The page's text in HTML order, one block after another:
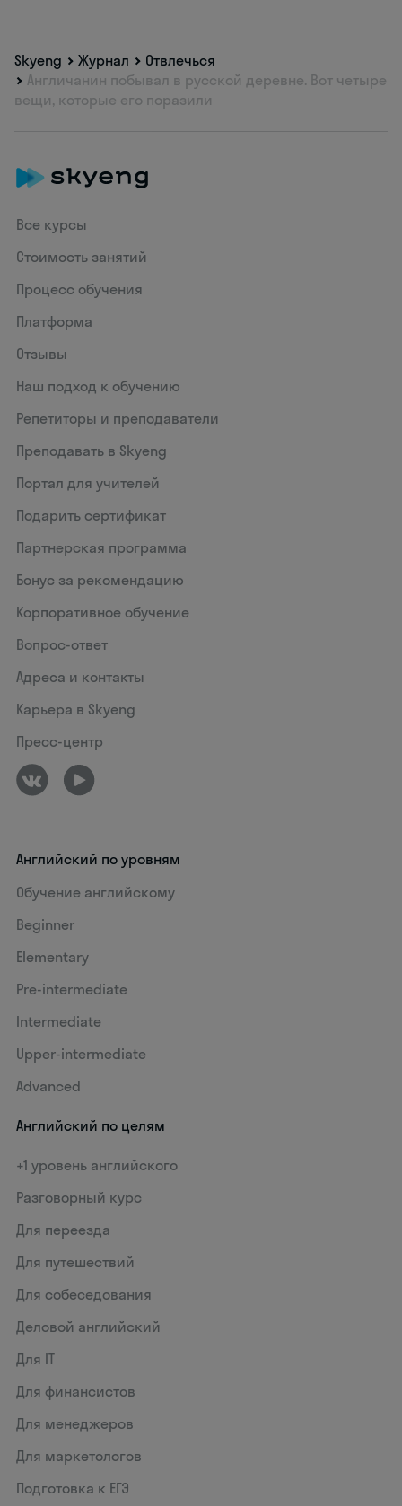
Skyeng Журнал
Отвлечься
Англичанин побывал в русской деревне. Вот четыре
вещи, которые его поразили
Все курсы
Стоимость занятий
Процесс обучения
Платформа
Отзывы
Наш подход к обучению
Репетиторы и преподаватели
Преподавать в Skyeng
Портал для учителей
Подарить сертификат
Партнерская программа
Бонус за рекомендацию
Корпоративное обучение
Вопрос-ответ
Адреса и контакты
Карьера в Skyeng
Пресс-центр
Английский по уровням
Обучение английскому
Beginner
Elementary
Pre-intermediate
Intermediate
Upper-intermediate
Advanced
Английский по целям
+1 уровень английского
Разговорный курс
Для переезда
Для путешествий
Для собеседования
Деловой английский
Для IT
Для финансистов
Для менеджеров
Для маркетологов
Подготовка к ЕГЭ